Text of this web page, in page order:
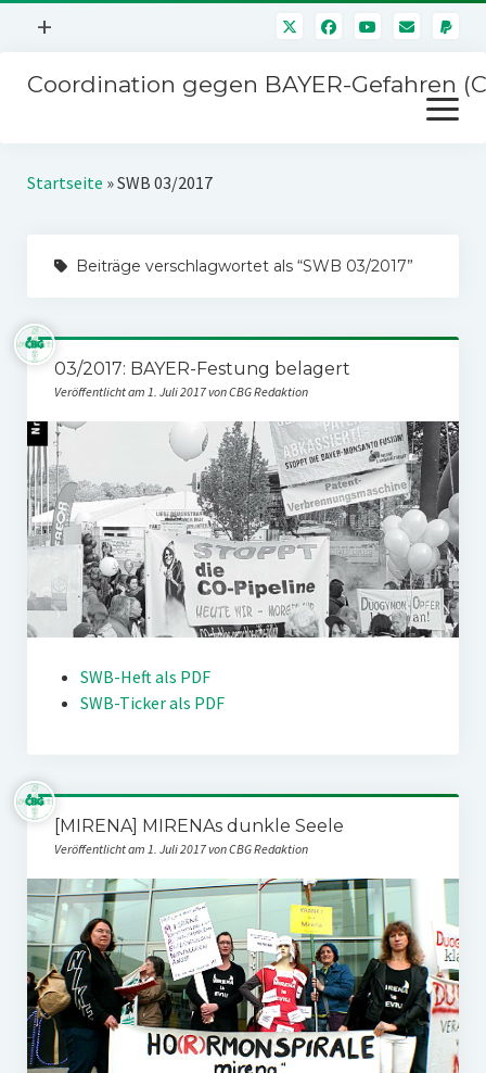
Menü
+
Mitmachen
Störfälle
Coordination gegen BAYER-Gefahren
Menü
öffnen
Kampagnen
Stichwort BAYER
SPENDEN
Startseite »SWB 03/2017
Beiträge verschlagwortet als “SWB 03/2017”
03/2017: BAYER-Festung belagert
Veröffentlicht am 1. Juli 2017 von CBG Redaktion
SWB-Heft als PDF
SWB-Ticker als PDF
[MIRENA] MIRENAs dunkle Seele
Veröffentlicht am 1. Juli 2017 von CBG Redaktion